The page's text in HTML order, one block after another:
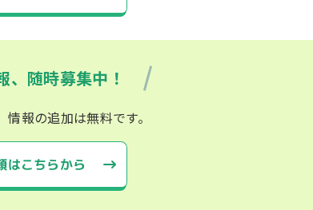
、随時募集中！
報の追加は無料です。
はこちらから